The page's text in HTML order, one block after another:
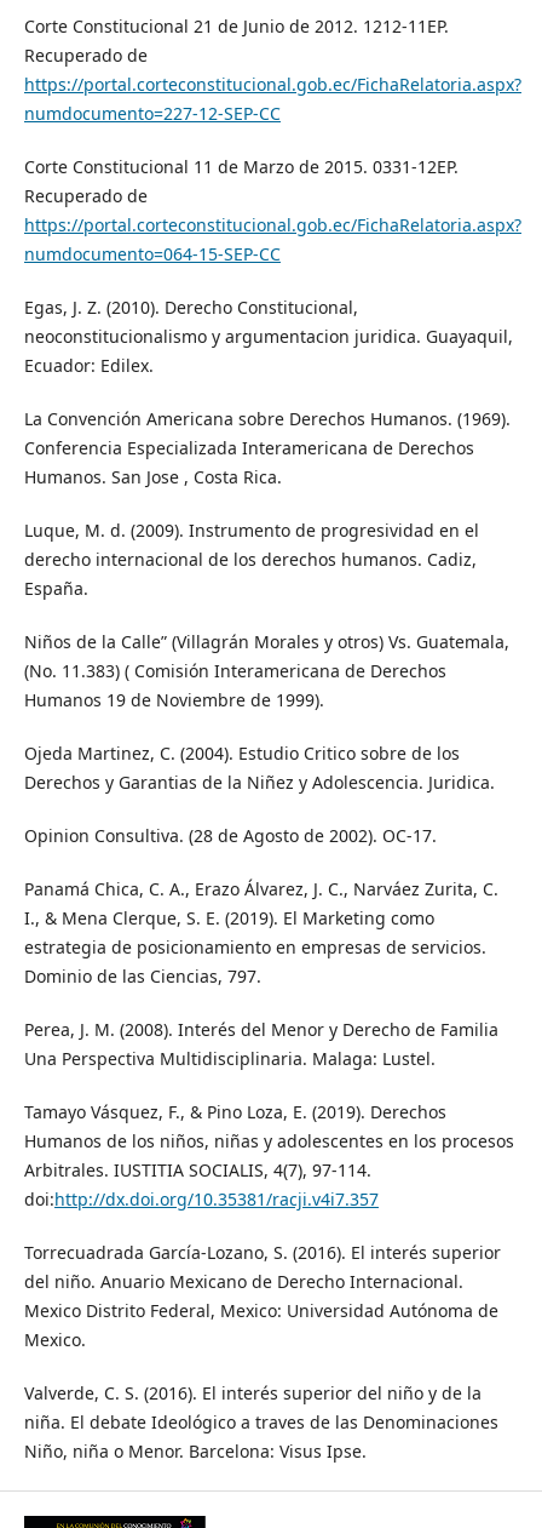
Corte Constitucional 21 de Junio de 2012. 1212-11EP.
Recuperado de
https://portal.corteconstitucional.gob.ec/FichaRelatoria.aspx?
numdocumento=227-12-SEP-CC
Corte Constitucional 11 de Marzo de 2015. 0331-12EP.
Recuperado de
https://portal.corteconstitucional.gob.ec/FichaRelatoria.aspx?
numdocumento=064-15-SEP-CC
Egas, J. Z. (2010). Derecho Constitucional,
neoconstitucionalismo y argumentacion juridica. Guayaquil,
Ecuador: Edilex.
La Convención Americana sobre Derechos Humanos. (1969).
Conferencia Especializada Interamericana de Derechos
Humanos. San Jose , Costa Rica.
Luque, M. d. (2009). Instrumento de progresividad en el
derecho internacional de los derechos humanos. Cadiz,
España.
Niños de la Calle” (Villagrán Morales y otros) Vs. Guatemala,
(No. 11.383) ( Comisión Interamericana de Derechos
Humanos 19 de Noviembre de 1999).
Ojeda Martinez, C. (2004). Estudio Critico sobre de los
Derechos y Garantias de la Niñez y Adolescencia. Juridica.
Opinion Consultiva. (28 de Agosto de 2002). OC-17.
Panamá Chica, C. A., Erazo Álvarez, J. C., Narváez Zurita, C.
I., & Mena Clerque, S. E. (2019). El Marketing como
estrategia de posicionamiento en empresas de servicios.
Dominio de las Ciencias, 797.
Perea, J. M. (2008). Interés del Menor y Derecho de Familia
Una Perspectiva Multidisciplinaria. Malaga: Lustel.
Tamayo Vásquez, F., & Pino Loza, E. (2019). Derechos
Humanos de los niños, niñas y adolescentes en los procesos
Arbitrales. IUSTITIA SOCIALIS, 4(7), 97-114.
doi:http://dx.doi.org/10.35381/racji.v4i7.357
Torrecuadrada García-Lozano, S. (2016). El interés superior
del niño. Anuario Mexicano de Derecho Internacional.
Mexico Distrito Federal, Mexico: Universidad Autónoma de
Mexico.
Valverde, C. S. (2016). El interés superior del niño y de la
niña. El debate Ideológico a traves de las Denominaciones
Niño, niña o Menor. Barcelona: Visus Ipse.